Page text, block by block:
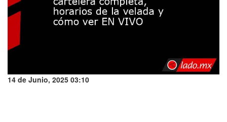
14 de Junio, 2025 03:10